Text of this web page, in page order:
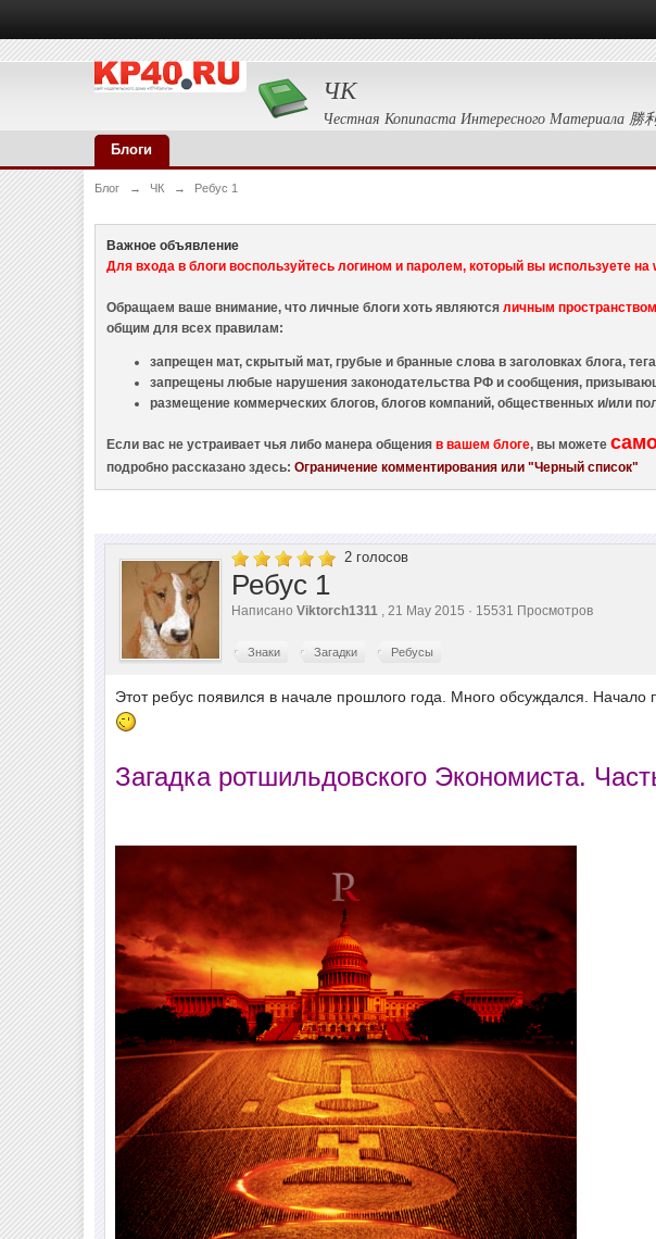
ЧК
Честная Копипаста Интересного Материала 勝
Блоги
Блог → ЧК → Ребус 1
Важное объявление
Для входа в блоги воспользуйтесь логином и паролем, который вы используете на
Обращаем ваше внимание, что личные блоги хоть являютсяличным
общим для всех правилам:
запрещен мат, скрытый мат, грубые и бранные слова в заголовках блога,
запрещены любые нарушения законодательства РФ и сообщения,
размещение коммерческих блогов, блогов компаний, общественных и/или
Если вас не устраивает чья либо манера общенияв вашем блоге, вы можете
подробно рассказано здесь:Ограничение комментирования или "Черный список"
2 голосов
Ребус 1
НаписаноViktorch1311 , 21 May 2015 · 15531 Просмотров
Знаки Загадки Ребусы
Этот ребус появился в начале прошлого года. Много обсуждался. Начало
Загадка ротшильдовского Экономиста.